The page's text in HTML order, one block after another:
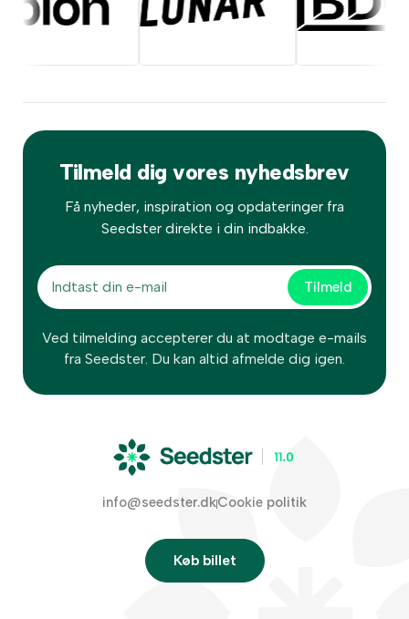
Tilmeld dig vores nyhedsbrev
Få nyheder, inspiration og opdateringer fra
Seedster direkte i din indbakke.
Ved tilmelding accepterer du at modtage e-mails
fra Seedster. Du kan altid afmelde dig igen.
info@seedster.dkCookie politik
Køb billet